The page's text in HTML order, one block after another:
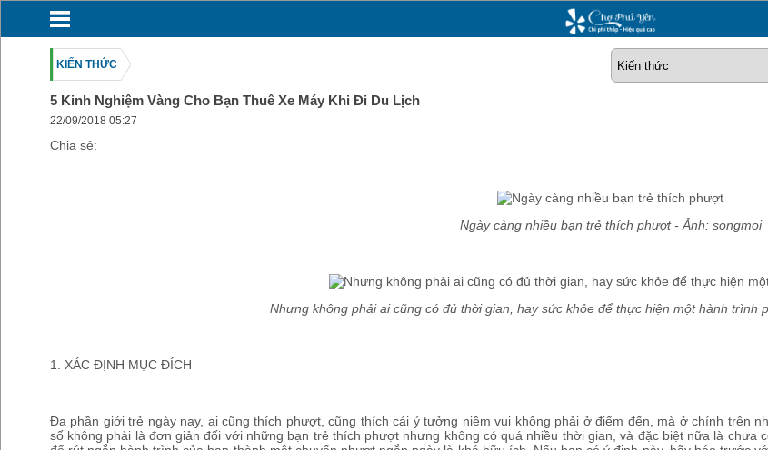
KIẾN THỨC
5 Kinh Nghiệm Vàng Cho Bạn Thuê Xe Máy Khi Đi Du Lịch
22/09/2018 05:27
Chia sẻ:
Ngày càng nhiều bạn trẻ thích phượt - Ảnh: songmoi
Nhưng không phải ai cũng có đủ thời gian, hay sức khỏe để thực hiện một hành trình
1. XÁC ĐỊNH MỤC ĐÍCH
Đa phần giới trẻ ngày nay, ai cũng thích phượt, cũng thích cái ý tưởng niềm vui không phải ở điểm đến, mà ở chính trên
số không phải là đơn giản đối với những bạn trẻ thích phượt nhưng không có quá nhiều thời gian, và đặc biệt nữa là chưa